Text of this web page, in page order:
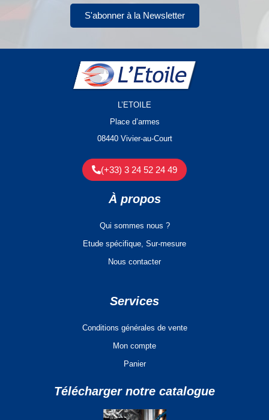
S'abonner à la Newsletter
L’ETOILE
Place d’armes
08440 Vivier-au-Court
(+33) 3 24 52 24 49
À propos
Qui sommes nous ?
Etude spécifique, Sur-mesure
Nous contacter
Services
Conditions générales de vente
Mon compte
Panier
Télécharger notre catalogue